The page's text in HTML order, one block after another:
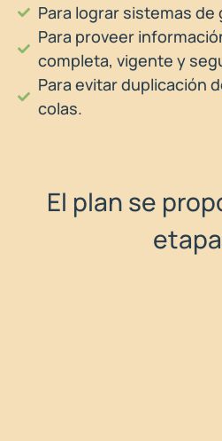
Para lograr sistemas
Para proveer
completa, vigente y
Para evitar duplicación
colas.
El plan se